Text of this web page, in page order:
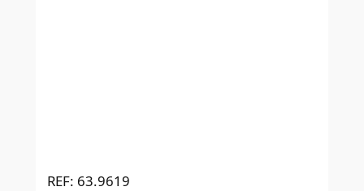
REF: 63.9619